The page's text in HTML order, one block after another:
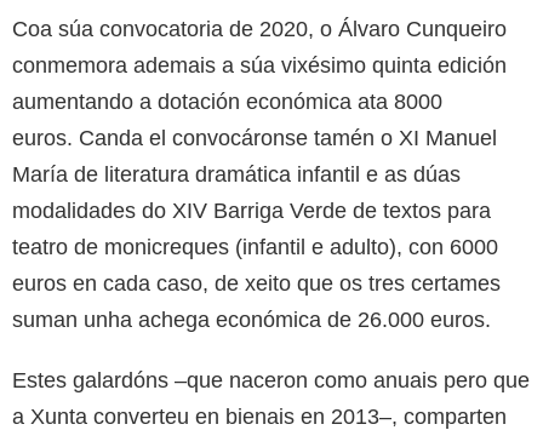
Coa súa convocatoria de 2020, o Álvaro Cunqueiro
conmemora ademais a súa vixésimo quinta edición
aumentando a dotación económica ata 8000
euros. Canda el convocáronse tamén o XI Manuel
María de literatura dramática infantil e as dúas
modalidades do XIV Barriga Verde de textos para
teatro de monicreques (infantil e adulto), con 6000
euros en cada caso, de xeito que os tres certames
suman unha achega económica de 26.000 euros.
Estes galardóns –que naceron como anuais pero que
a Xunta converteu en bienais en 2013–, comparten